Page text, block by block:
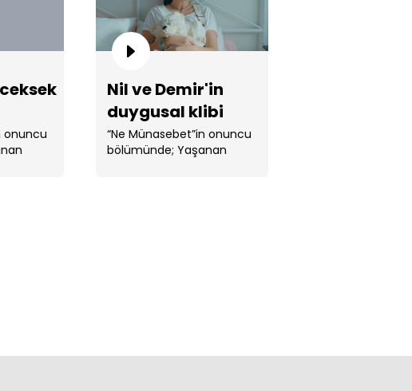
'Demir seni seviyor kızım'
onuncu
Nil ve Demir'in
duygusal klibi
“Ne Münasebet”in onuncu
bölümünde; Yaşanan